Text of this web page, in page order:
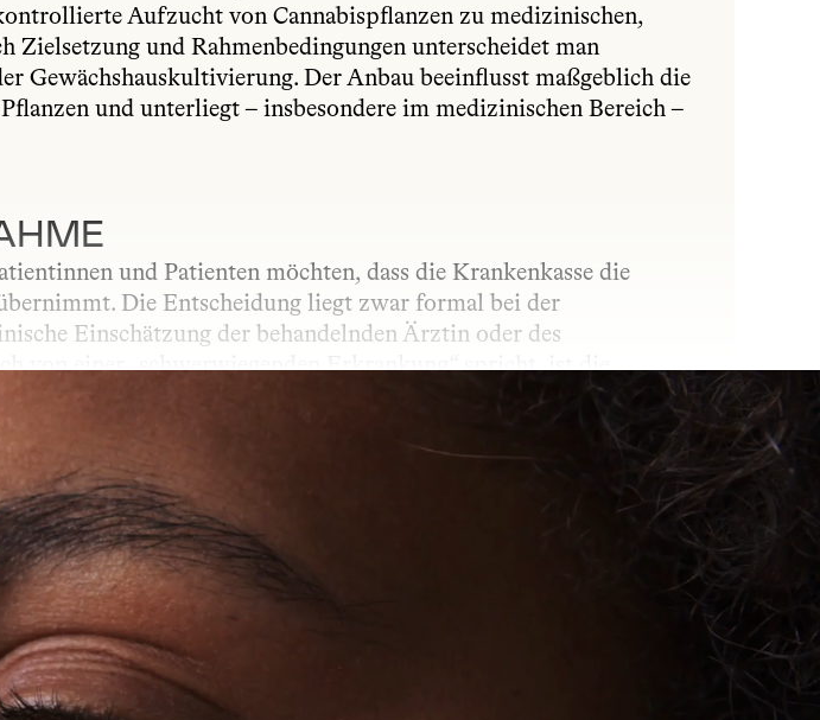
Aufzucht von Cannabispflanzen zu medizinischen,
Zielsetzung und Rahmenbedingungen unterscheidet man
Gewächshauskultivierung. Der Anbau beeinflusst maßgeblich die
und unterliegt – insbesondere im medizinischen Bereich –
und Patienten möchten, dass die Krankenkasse die
Die Entscheidung liegt zwar formal bei der
Einschätzung der behandelnden Ärztin oder des
von einer „schwerwiegenden Erkrankung“ spricht, ist die
nachvollziehbar begründet wird. Die Verordnung kann
besteht die Möglichkeit des Widerspruchs.
auf welchem Weg ein Wirkstoff in den Körper gelangt. Ob
beeinflusst, wie schnell und wie stark der Wirkstoff wirkt.
vom Wirkstoff selbst, dem gewünschten Effekt und den